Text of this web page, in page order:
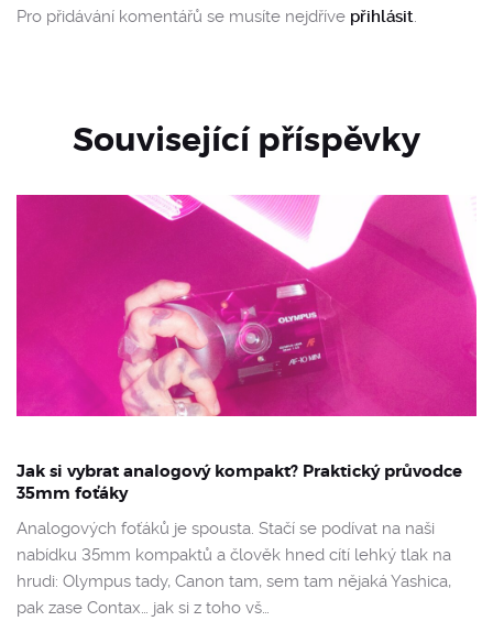
Pro přidávání komentářů se musíte nejdříve přihlásit.
Související příspěvky
Jak si vybrat analogový kompakt? Praktický průvodce
35mm foťáky
Analogových foťáků je spousta. Stačí se podívat na naši
nabídku 35mm kompaktů a člověk hned cítí lehký tlak na
hrudi: Olympus tady, Canon tam, sem tam nějaká Yashica,
pak zase Contax… jak si z toho vš…